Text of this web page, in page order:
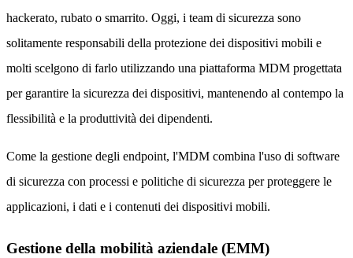
hackerato, rubato o smarrito. Oggi, i team di sicurezza sono
solitamente responsabili della protezione dei dispositivi mobili e
molti scelgono di farlo utilizzando una piattaforma MDM progettata
per garantire la sicurezza dei dispositivi, mantenendo al contempo la
flessibilità e la produttività dei dipendenti.
Come la gestione degli endpoint, l'MDM combina l'uso di software
di sicurezza con processi e politiche di sicurezza per proteggere le
applicazioni, i dati e i contenuti dei dispositivi mobili.
Gestione della mobilità aziendale (EMM)